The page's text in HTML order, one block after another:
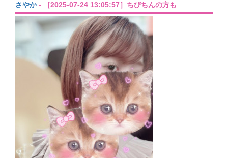
さやか- ［2025-07-24 13:05:57］ちびちんの方も